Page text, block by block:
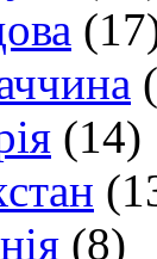
(14)
(8)